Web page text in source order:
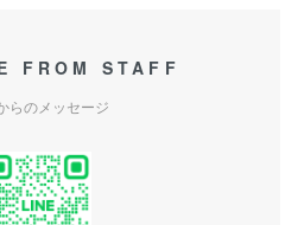
FROM STAFF
らのメッセージ